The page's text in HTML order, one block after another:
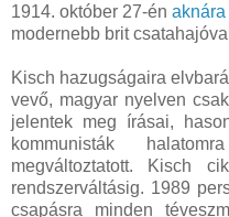
1914. október 27-én
modernebb brit
Kisch hazugságaira
vevő, magyar nyelven
jelentek meg írásai,
kommunisták
megváltoztatott. Kisch
rendszerváltásig. 1989
csapásra minden